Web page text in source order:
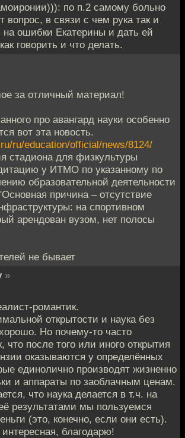
по п.2 самому больно
вопрос, в связи с чем рука так и
на ошибки Екатерины и дать ей
говорить и что делать.
за отличный материал!
про авангард науки особенно
вот эта новость.
ru/education/official/news/8124/
стадиона для физкультуры
у ИТМО по указанному по
образовательной деятельности
причина – отсутствие
на спортивном
арендован вузом, нет полосы
не бывает
»
романтик.
открытости и наука без
Но почему-то часто
что после того или иного открытия
оказываются у определённых
единолично производят жизненно
и аппараты по заоблачным ценам.
что наука делается в т.ч. на
результатами мы пользуемся
(это, конечно, если они есть).
благодарю!